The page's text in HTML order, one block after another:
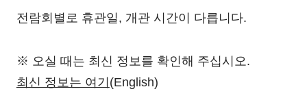
전람회별로 휴관일, 개관 시간이 다릅니다.
※ 오실 때는 최신 정보를 확인해 주십시오.
최신 정보는 여기 (English)